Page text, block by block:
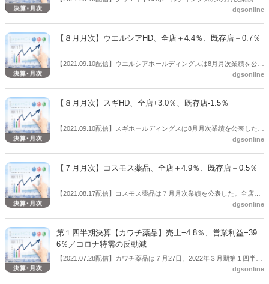
dgsonline
【８月月次】ウエルシアHD、全店＋4.4％、既存店＋0.7％
【2021.09.10配信】ウエルシアホールディングスは8月月次業績を公表
した。それによると、全店＋4.4％、既存店＋0.7％だった。dgsonline
【８月月次】スギHD、全店+3.0％、既存店-1.5％
【2021.09.10配信】スギホールディングスは8月月次業績を公表した。
それによると全店ベースの売上伸率は、スギ薬局事業が4.9％増、ジャ
存店ベースの売上伸率は、スギ薬局事業が0.6％減、ジャパン事業が
9.7%減となり、スギ薬局全体の既存店売上は1.5％減となった。
dgsonline
【７月月次】コスモス薬品、全店＋4.9％、既存店＋0.5％
【2021.08.17配信】コスモス薬品は７月月次業績を公表した。全店＋
dgsonline
第１四半期決算【カワチ薬品】売上−4.8％、営業利益−39.
6％／コロナ特需の反動減
【2021.07.28配信】カワチ薬品は７月27日、2022年３月期第１四半期
決算業績（2021年３月16日～2021年６月15日）を公表した。前年同
dgsonline